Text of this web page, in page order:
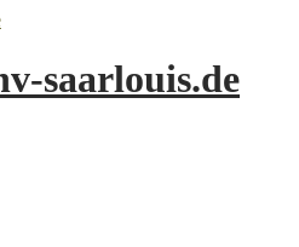
saarlouis.de